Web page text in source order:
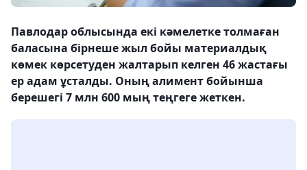
Павлодар облысында екі кәмелетке толмаған
баласына бірнеше жыл бойы материалдық
көмек көрсетуден жалтарып келген 46 жастағы
ер адам ұсталды. Оның алимент бойынша
берешегі 7 млн 600 мың теңгеге жеткен.